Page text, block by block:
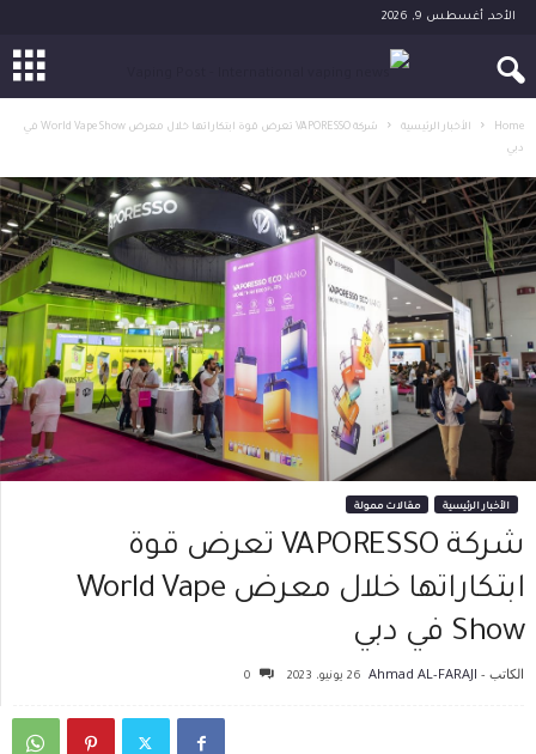
الأحد, أغسطس 9, 2026
Home الأخبار الرئيسية
شركة VAPORESSO تعرض قوة ابتكاراتها خلال معرض World Vape Show في
دبي
الأخبار الرئيسية مقالات ممولة
شركة VAPORESSO تعرض قوة
ابتكاراتها خلال معرض World Vape
Show في دبي
الكاتب - Ahmad AL-FARAJI 26 يونيو، 2023 0